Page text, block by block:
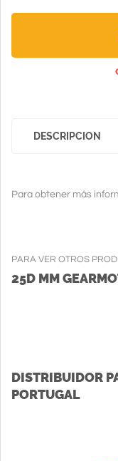
DESCRIPCION
Para obtener más
PARA VER OTROS
25D MM
DISTRIBUIDOR
PORTUGAL